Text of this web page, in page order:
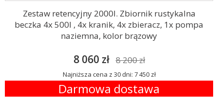
Zestaw retencyjny 2000l. Zbiornik rustykalna
beczka 4x 500l , 4x kranik, 4x zbieracz, 1x pompa
naziemna, kolor brązowy
8 060 zł 8 200 zł
Najniższa cena z 30 dni: 7 450 zł
Darmowa dostawa